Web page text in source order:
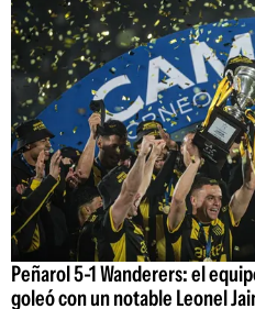
Peñarol 5-1 Wanderers: el
goleó con un notable Leonel